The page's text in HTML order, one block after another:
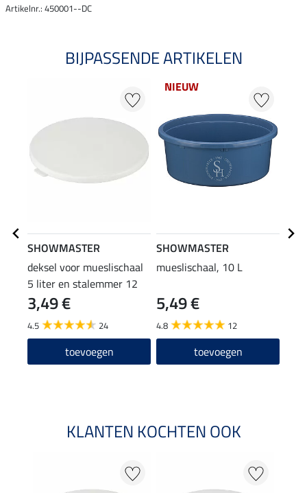
Artikelnr.: 450001--DC
BIJPASSENDE ARTIKELEN
SHOWMASTER
deksel voor mueslischaal
5 liter en stalemmer 12
liter
3,49 €
4.5 24
toevoegen
NIEUW
SHOWMASTER
mueslischaal, 10 L
5,49 €
4.8 12
toevoegen
KLANTEN KOCHTEN OOK